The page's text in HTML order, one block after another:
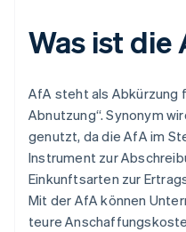
Was ist die
AfA steht als Abkürzung
Abnutzung“. Synonym
genutzt, da die AfA im
Instrument zur
Einkunftsarten zur
Mit der AfA können
teure